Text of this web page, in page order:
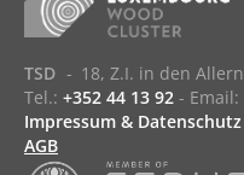
TSD - 18, Z.I. in den Allern
Tel.: +352 44 13 92 - Email:
Impressum & Datenschutz
AGB